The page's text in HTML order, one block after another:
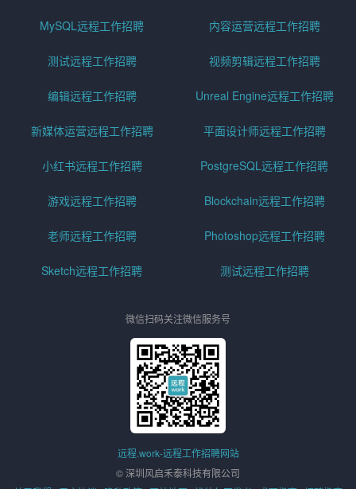
MySQL远程工作招聘 内容运营远程工作招聘
测试远程工作招聘 视频剪辑远程工作招聘
编辑远程工作招聘 Unreal Engine远程工作招聘
新媒体运营远程工作招聘 平面设计师远程工作招聘
小红书远程工作招聘 PostgreSQL远程工作招聘
游戏远程工作招聘 Blockchain远程工作招聘
老师远程工作招聘 Photoshop远程工作招聘
Sketch远程工作招聘 测试远程工作招聘
微信扫码关注微信服务号
远程.work-远程工作招聘网站
© 深圳风启禾泰科技有限公司